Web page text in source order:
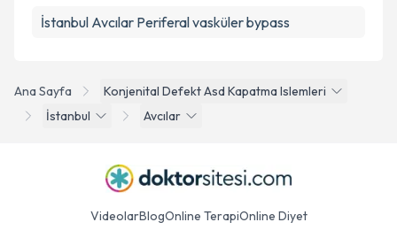
Ana Sayfa
Konjenital Defekt Asd Kapatma Islemleri
İstanbul
Avcılar
İstanbul Avcılar Periferal vasküler bypass
VideolarBlogOnline TerapiOnline Diyet